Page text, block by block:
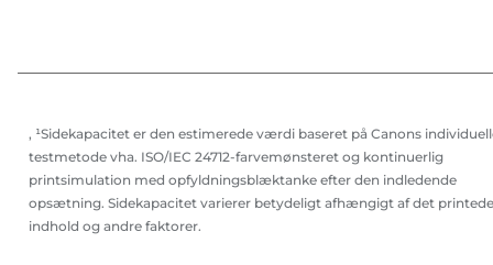
, ¹Sidekapacitet er den estimerede værdi baseret på Canons
testmetode vha. ISO/IEC 24712-farvemønsteret og kontinuerlig
printsimulation med opfyldningsblæktanke efter den indledende
opsætning. Sidekapacitet varierer betydeligt afhængigt af det printede
indhold og andre faktorer.